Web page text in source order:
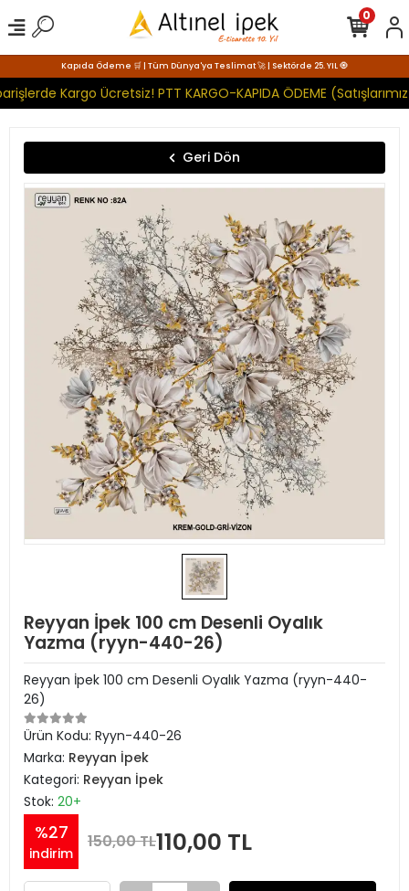
Kapıda Ödeme 🛒 | Tüm Dünya'ya Teslimat 🚀 | Sektörde 25. YIL 🧿
Kargo Ücretsiz! PTT KARGO-KAPIDA ÖDEME
0
Geri Dön
Reyyan İpek 100 cm Desenli Oyalık
Yazma (ryyn-440-26)
Reyyan İpek 100 cm Desenli Oyalık Yazma (ryyn-440-
26)
Ürün Kodu: Ryyn-440-26
Marka: Reyyan İpek
Kategori: Reyyan İpek
Stok: 20+
%27
indirim
150,00 TL110,00 TL